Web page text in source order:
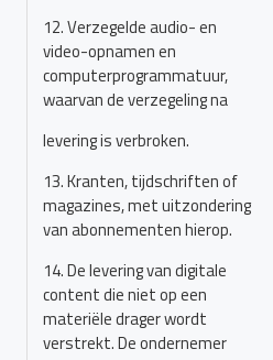
12. Verzegelde audio- en
video-opnamen en
computerprogrammatuur,
waarvan de verzegeling na
levering is verbroken.
13. Kranten, tijdschriften of
magazines, met uitzondering
van abonnementen hierop.
14. De levering van digitale
content die niet op een
materiële drager wordt
verstrekt. De ondernemer